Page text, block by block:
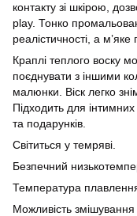
контакту зі шкірою,
play. Тонко
реалістичності, а
Краплі теплого воску
поєднувати з іншими
малюнки. Віск легко
Підходить для
та подарунків.
Світиться у темряві.
Безпечний
Температура
Можливість змішування